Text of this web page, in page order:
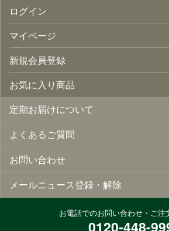
ログイン
マイページ
新規会員登録
お気に入り商品
定期お届けについて
よくあるご質問
お問い合わせ
メールニュース登録・解除
お電話でのお問い合わせ・ご注
0120-448-